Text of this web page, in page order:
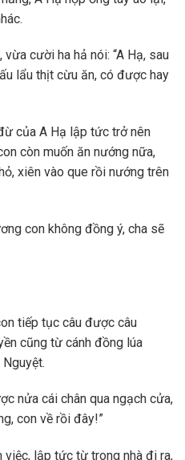
cười ha hả nói: “A Hạ, sau
lẩu thịt cừu ăn, có được hay
của A Hạ lập tức trở nên
còn muốn ăn nướng nữa,
xiên vào que rồi nướng trên
con không đồng ý, cha sẽ
tiếp tục câu được câu
cũng từ cánh đồng lúa
nửa cái chân qua ngạch cửa,
con về rồi đây!”
lập tức từ trong nhà đi ra,